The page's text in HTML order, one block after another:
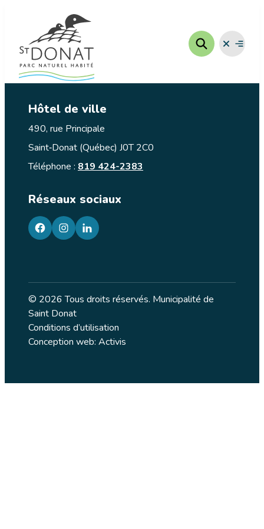
contenu
Fermer
le
Ouvrir
le
Hôtel de ville
490, rue Principale
Saint‑Donat (Québec) J0T 2C0
Téléphone : 819 424-2383
Réseaux sociaux
facebookgoogleplusgoogleplus
© 2026 Tous droits réservés. Municipalité de
Saint Donat
Conditions d’utilisation
Conception web: Activis